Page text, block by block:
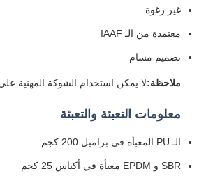
غير رغوة
معتمدة من الـ IAAF
تصميم مسام
ملاحظة:لا يمكن استخدام الشوكة المهنية
معلومات التعبئة والتعبئة
الـ PU المعبأة في براميل 200 كجم
SBR و EPDM معبأة في أكياس 25 كجم